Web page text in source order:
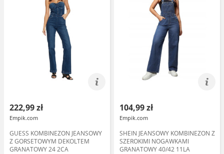
222,99 zł
Empik.com
GUESS KOMBINEZON JEANSOWY
Z GORSETOWYM DEKOLTEM
GRANATOWY 24 2CA
104,99 zł
Empik.com
SHEIN JEANSOWY KOMBINEZON Z
SZEROKIMI NOGAWKAMI
GRANATOWY 40/42 11LA